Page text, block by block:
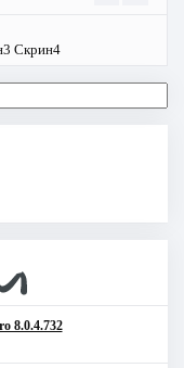
Скрин4
8.0.4.732